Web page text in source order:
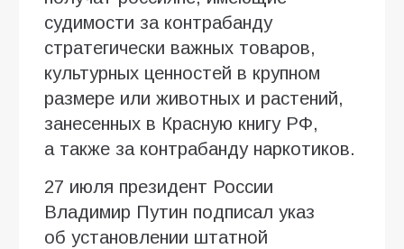
судимости за контрабанду
стратегически важных товаров,
культурных ценностей в крупном
размере или животных и растений,
занесенных в Красную книгу РФ,
а также за контрабанду наркотиков.
27 июля президент России
Владимир Путин подписал указ
об установлении штатной